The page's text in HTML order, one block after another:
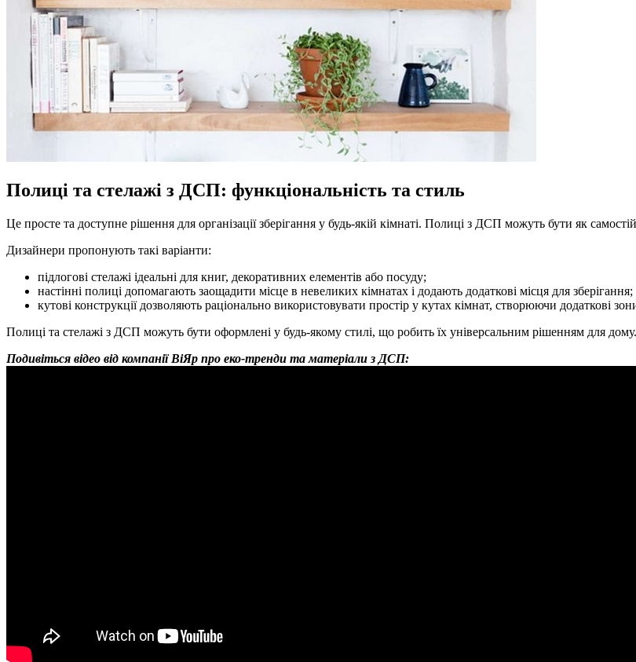
Полиці та стелажі з ДСП: функціональність та стиль
Це просте та доступне рішення для організації зберігання у будь-якій кімнаті. Полиці з ДСП можуть бути як
Дизайнери пропонують такі варіанти:
підлогові стелажі ідеальні для книг, декоративних елементів або посуду;
настінні полиці допомагають заощадити місце в невеликих кімнатах і додають додаткові місця для зберігання;
кутові конструкції дозволяють раціонально використовувати простір у кутах кімнат, створюючи додаткові
Полиці та стелажі з ДСП можуть бути оформлені у будь-якому стилі, що робить їх універсальним рішенням для дому.
Подивіться відео від компанії ВіЯр про еко-тренди та матеріали з ДСП: